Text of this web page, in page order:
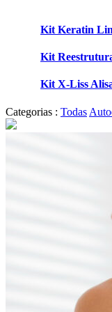
Kit Keratin
Kit
Kit X-Liss
Categorias : Todas